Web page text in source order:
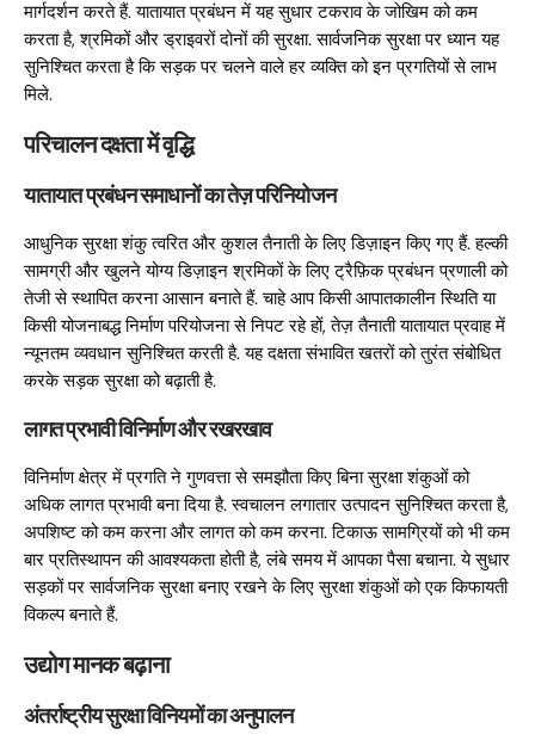
मार्गदर्शन करते हैं. यातायात प्रबंधन में यह सुधार टकराव के जोखिम को कम
करता है, श्रमिकों और ड्राइवरों दोनों की सुरक्षा. सार्वजनिक सुरक्षा पर ध्यान यह
सुनिश्चित करता है कि सड़क पर चलने वाले हर व्यक्ति को इन प्रगतियों से लाभ
मिले.
परिचालन दक्षता में वृद्धि
यातायात प्रबंधन समाधानों का तेज़ परिनियोजन
आधुनिक सुरक्षा शंकु त्वरित और कुशल तैनाती के लिए डिज़ाइन किए गए हैं. हल्की
सामग्री और खुलने योग्य डिज़ाइन श्रमिकों के लिए ट्रैफ़िक प्रबंधन प्रणाली को
तेजी से स्थापित करना आसान बनाते हैं. चाहे आप किसी आपातकालीन स्थिति या
किसी योजनाबद्ध निर्माण परियोजना से निपट रहे हों, तेज़ तैनाती यातायात प्रवाह में
न्यूनतम व्यवधान सुनिश्चित करती है. यह दक्षता संभावित खतरों को तुरंत संबोधित
करके सड़क सुरक्षा को बढ़ाती है.
लागत प्रभावी विनिर्माण और रखरखाव
विनिर्माण क्षेत्र में प्रगति ने गुणवत्ता से समझौता किए बिना सुरक्षा शंकुओं को
अधिक लागत प्रभावी बना दिया है. स्वचालन लगातार उत्पादन सुनिश्चित करता है,
अपशिष्ट को कम करना और लागत को कम करना. टिकाऊ सामग्रियों को भी कम
बार प्रतिस्थापन की आवश्यकता होती है, लंबे समय में आपका पैसा बचाना. ये सुधार
सड़कों पर सार्वजनिक सुरक्षा बनाए रखने के लिए सुरक्षा शंकुओं को एक किफायती
विकल्प बनाते हैं.
उद्योग मानक बढ़ाना
अंतर्राष्ट्रीय सुरक्षा विनियमों का अनुपालन